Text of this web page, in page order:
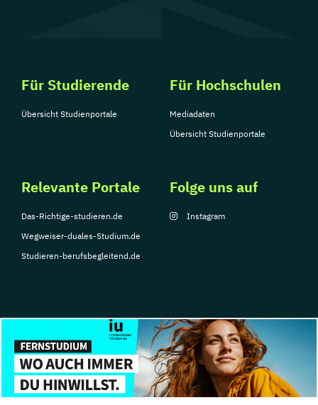
Für Studierende
Übersicht Studienportale
Für Hochschulen
Mediadaten
Übersicht Studienportale
Relevante Portale
Das-Richtige-studieren.de
Wegweiser-duales-Studium.de
Studieren-berufsbegleitend.de
Folge uns auf
Instagram
© Copyright 2026, TarGroup Media GmbH
Impressum
Über
uns
Datenschutzerklärung Nutzungsbedingungen